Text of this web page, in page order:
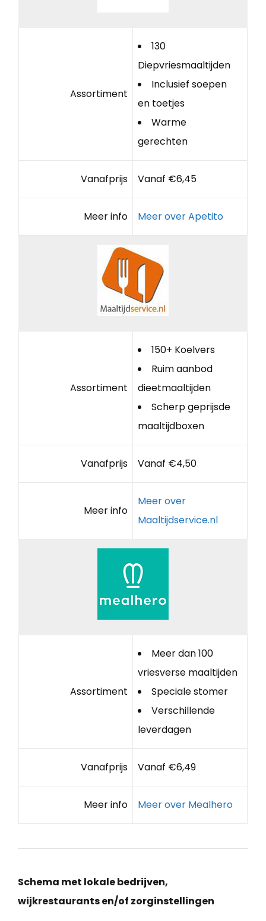
Assortiment
130
Diepvriesmaaltijden
Inclusief soepen
en toetjes
Warme
gerechten
Vanafprijs Vanaf €6,45
Meer info Meer over Apetito
Assortiment
150+ Koelvers
Ruim aanbod
dieetmaaltijden
Scherp geprijsde
maaltijdboxen
Vanafprijs Vanaf €4,50
Meer info
Meer over
Maaltijdservice.nl
Assortiment
Meer dan 100
vriesverse maaltijden
Speciale stomer
Verschillende
leverdagen
Vanafprijs Vanaf €6,49
Meer info Meer over Mealhero
Schema met lokale bedrijven,
wijkrestaurants en/of zorginstellingen